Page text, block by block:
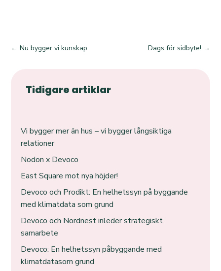
←Nu bygger vi kunskap Dags för sidbyte! →
Tidigare artiklar
Vi bygger mer än hus – vi bygger långsiktiga
relationer
Nodon x Devoco
East Square mot nya höjder!
Devoco och Prodikt: En helhetssyn på byggande
med klimatdata som grund
Devoco och Nordnest inleder strategiskt
samarbete
Devoco: En helhetssyn påbyggande med
klimatdatasom grund